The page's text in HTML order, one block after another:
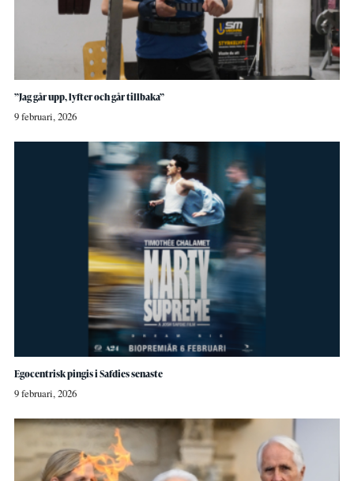
”Jag går upp, lyfter och går tillbaka”
9 februari, 2026
Egocentrisk pingis i Safdies senaste
9 februari, 2026